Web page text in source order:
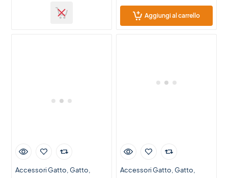
Aggiungi al carrello
Accessori Gatto Gatto
Accessori Gatto Gatto